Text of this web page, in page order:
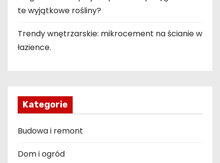
te wyjątkowe rośliny?
Trendy wnętrzarskie: mikrocement na ścianie w
łazience.
Kategorie
Budowa i remont
Dom i ogród